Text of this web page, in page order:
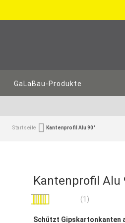
GaLaBau-Produkte
Startseite Kantenprofil Alu 90°
Kantenprofil Alu
(1)
Schützt Gipskartonkanten